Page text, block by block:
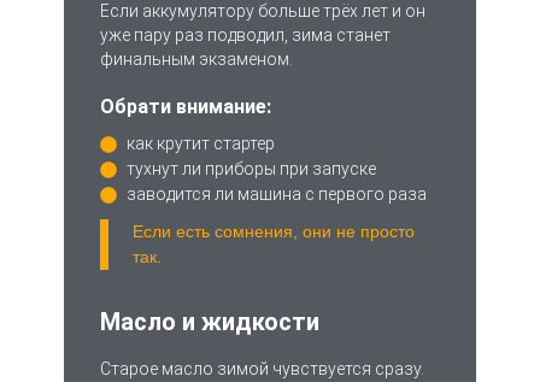
Если аккумулятору больше трёх лет и он
уже пару раз подводил, зима станет
финальным экзаменом.
Обрати внимание:
как крутит стартер
тухнут ли приборы при запуске
заводится ли машина с первого раза
Если есть сомнения, они не просто
так.
Масло и жидкости
Старое масло зимой чувствуется сразу.